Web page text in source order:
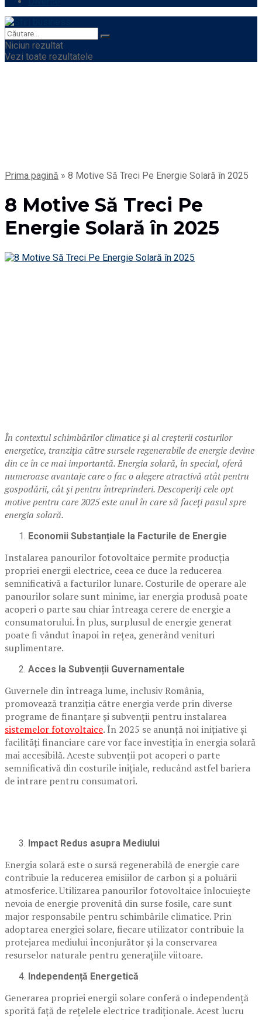
Niciun rezultat
Vezi toate rezultatele
Prima pagină » 8 Motive Să Treci Pe Energie Solară în 2025
8 Motive Să Treci Pe
Energie Solară în 2025
În contextul schimbărilor climatice și al creșterii costurilor
energetice, tranziția către sursele regenerabile de energie devine
din ce în ce mai importantă. Energia solară, în special, oferă
numeroase avantaje care o fac o alegere atractivă atât pentru
gospodării, cât și pentru întreprinderi. Descoperiți cele opt
motive pentru care 2025 este anul în care să faceți pasul spre
energia solară.
Economii Substanțiale la Facturile de Energie
Instalarea panourilor fotovoltaice permite producția
propriei energii electrice, ceea ce duce la reducerea
semnificativă a facturilor lunare. Costurile de operare ale
panourilor solare sunt minime, iar energia produsă poate
acoperi o parte sau chiar întreaga cerere de energie a
consumatorului. În plus, surplusul de energie generat
poate fi vândut înapoi în rețea, generând venituri
suplimentare.
Acces la Subvenții Guvernamentale
Guvernele din întreaga lume, inclusiv România,
promovează tranziția către energia verde prin diverse
programe de finanțare și subvenții pentru instalarea
sistemelor fotovoltaice. În 2025 se anunță noi inițiative și
facilități financiare care vor face investiția în energia solară
mai accesibilă. Aceste subvenții pot acoperi o parte
semnificativă din costurile inițiale, reducând astfel bariera
de intrare pentru consumatori.
Impact Redus asupra Mediului
Energia solară este o sursă regenerabilă de energie care
contribuie la reducerea emisiilor de carbon și a poluării
atmosferice. Utilizarea panourilor fotovoltaice înlocuiește
nevoia de energie provenită din surse fosile, care sunt
major responsabile pentru schimbările climatice. Prin
adoptarea energiei solare, fiecare utilizator contribuie la
protejarea mediului înconjurător și la conservarea
resurselor naturale pentru generațiile viitoare.
Independență Energetică
Generarea propriei energii solare conferă o independență
sporită față de rețelele electrice tradiționale. Acest lucru